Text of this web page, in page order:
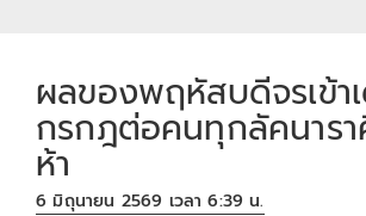
ผลของพฤหัสบดีจรเข้า
กรกฎต่อคนทุกลัคนาร
ห้า
6 มิถุนายน 2569 เวลา 6:39 น.